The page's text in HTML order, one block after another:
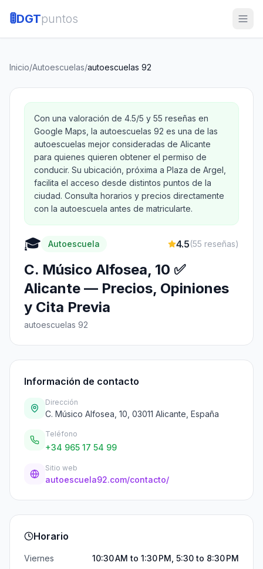
🚦DGTpuntos
Inicio/Autoescuelas/autoescuelas 92
Con una valoración de 4.5/5 y 55 reseñas en
Google Maps, la autoescuelas 92 es una de las
autoescuelas mejor consideradas de Alicante
para quienes quieren obtener el permiso de
conducir. Su ubicación, próxima a Plaza de Argel,
facilita el acceso desde distintos puntos de la
ciudad. Consulta horarios y precios directamente
con la autoescuela antes de matricularte.
🎓 Autoescuela 4.5(55 reseñas)
C. Músico Alfosea, 10 ✅
Alicante — Precios, Opiniones
y Cita Previa
autoescuelas 92
Información de contacto
Dirección
C. Músico Alfosea, 10, 03011 Alicante, España
Teléfono
+34 965 17 54 99
Sitio web
autoescuela92.com/contacto/
Horario
Viernes
10:30 AM to 1:30 PM, 5:30 to 8:30 PM